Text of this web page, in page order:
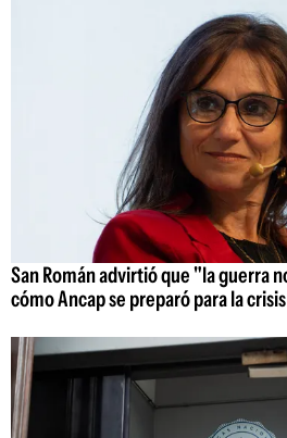
San Román advirtió que "la guerra
cómo Ancap se preparó para la crisis